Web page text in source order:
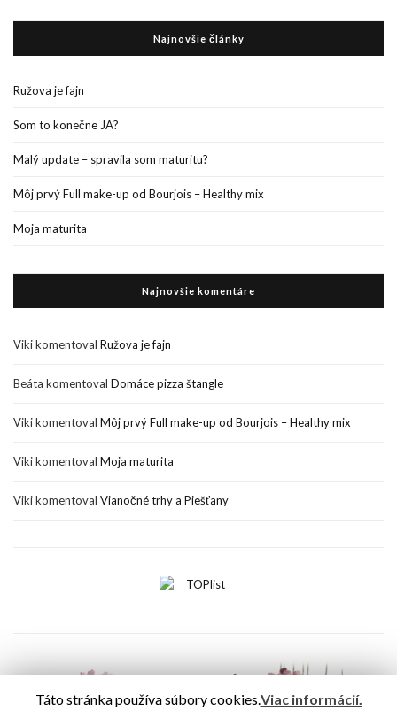
Najnovšie články
Ružova je fajn
Som to konečne JA?
Malý update – spravila som maturitu?
Môj prvý Full make-up od Bourjois – Healthy mix
Moja maturita
Najnovšie komentáre
Vikikomentoval Ružova je fajn
Beáta komentoval Domáce pizza štangle
Vikikomentoval Môj prvý Full make-up od Bourjois – Healthy mix
Vikikomentoval Moja maturita
Vikikomentoval Vianočné trhy a Piešťany
Táto stránka používa súbory cookies.Viac informácií.